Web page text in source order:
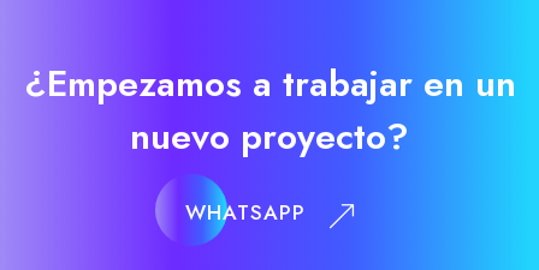
¿Empezamos a trabajar en un
nuevo proyecto?
WHATSAPP